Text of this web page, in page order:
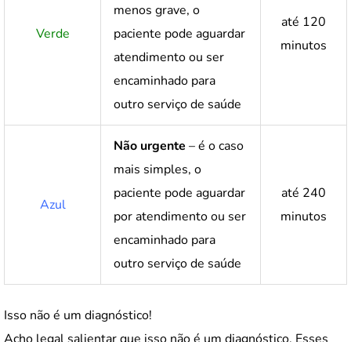
Verde
menos grave, o
paciente pode aguardar
atendimento ou ser
encaminhado para
outro serviço de saúde
até 120
minutos
Azul
Não urgente – é o caso
mais simples, o
paciente pode aguardar
por atendimento ou ser
encaminhado para
outro serviço de saúde
até 240
minutos
Isso não é um diagnóstico!